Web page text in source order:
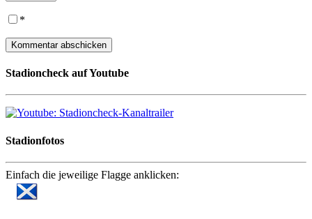
*
Stadioncheck auf Youtube
Stadionfotos
Einfach die jeweilige Flagge anklicken: